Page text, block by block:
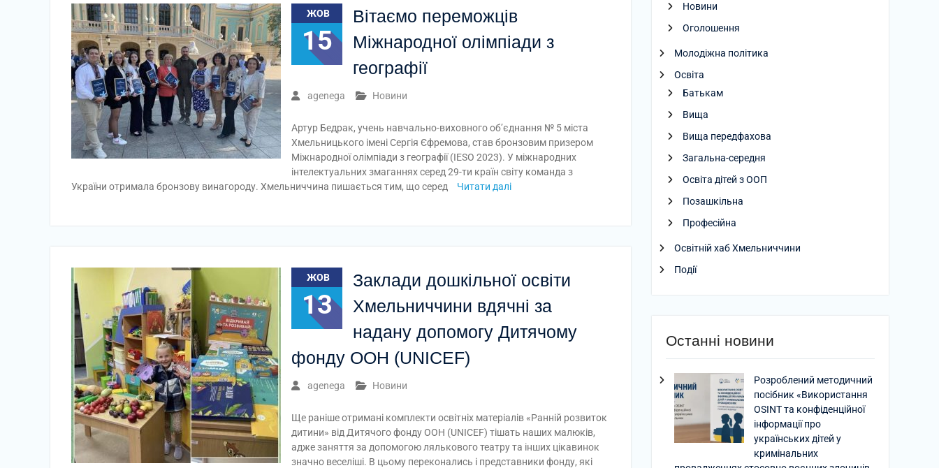
ЖОВ
15
Вітаємо переможців
Міжнародної олімпіади з
географії
agenega Новини
Артур Бедрак, учень навчально-виховного об’єднання № 5 міста
Хмельницького імені Сергія Єфремова, став бронзовим призером
Міжнародної олімпіади з географії (IESO 2023). У міжнародних
інтелектуальних змаганнях серед 29-ти країн світу команда з
України отримала бронзову винагороду. Хмельниччина пишається тим, що серед
Читати далі
ЖОВ
13
Заклади дошкільної освіти
Хмельниччини вдячні за
надану допомогу Дитячому
фонду ООН (UNICEF)
agenega Новини
Ще раніше отримані комплекти освітніх матеріалів «Ранній розвиток
дитини» від Дитячого фонду ООН (UNICEF) тішать наших малюків,
адже заняття за допомогою лялькового театру та інших цікавинок
значно веселіші. В цьому переконались і представники фонду, які
Новини
Оголошення
Молодіжна політика
Освіта
Батькам
Вища
Вища передфахова
Загальна-середня
Освіта дітей з ООП
Позашкільна
Професійна
Освітній хаб Хмельниччини
Події
Останні новини
Розроблений методичний
посібник «Використання
OSINT та конфіденційної
інформації про
українських дітей у
кримінальних